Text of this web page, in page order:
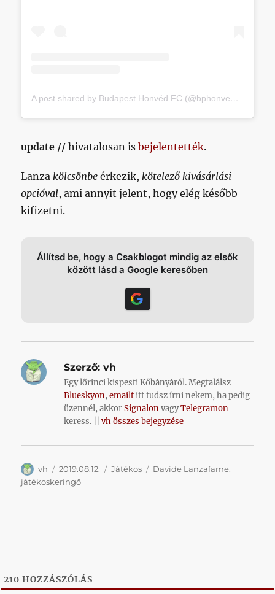
A post shared by Budapest Honvéd FC (@bphonvedfcofficial)
update // hivatalosan isbejelentették.
Lanzakölcsönbe érkezik,kötelező kivásárlási
opcióval, ami annyit jelent, hogy elég később
kifizetni.
Állítsd be, hogy a Csakblogot mindig az elsők
között lásd a Google keresőben
Szerző: vh
Egy lőrinci kispesti Kőbányáról. Megtalálsz
Blueskyon,emailtitt tudsz írni nekem, ha pedig
üzennél, akkorSignalonvagyTelegramon
keress. ||vh összes bejegyzése
Szerző
vh Közzétéve
2019.08.12. Kategória
Játékos Címke
Davide Lanzafame,
játékoskeringő
210 HOZZÁSZÓLÁS